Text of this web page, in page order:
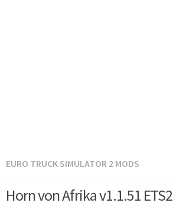
EURO TRUCK SIMULATOR 2 MODS
Horn von Afrika v1.1.51 ETS2